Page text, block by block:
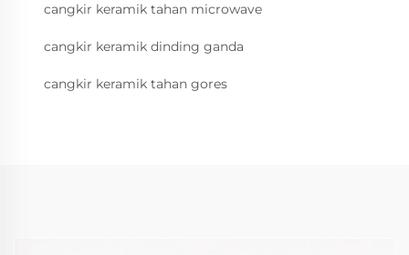
cangkir keramik tahan microwave
cangkir keramik dinding ganda
cangkir keramik tahan gores